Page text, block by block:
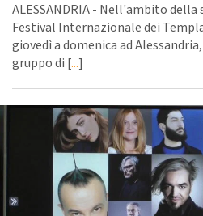
ALESSANDRIA - Nell'ambito della
Festival Internazionale dei
giovedì a domenica ad
gruppo di [...]